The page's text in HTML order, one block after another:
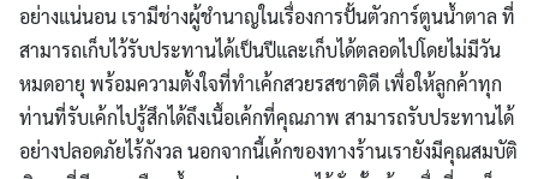
อย่างแน่นอน เรามีช่างผู้ชำนาญในเรื่องการปั้นตัวการ์ตูนน้ำตาล ที่
สามารถเก็บไว้รับประทานได้เป็นปีและเก็บได้ตลอดไปโดยไม่มีวัน
หมดอายุ พร้อมความตั้งใจที่ทำเค้กสวยรสชาติดี เพื่อให้ลูกค้าทุก
ท่านที่รับเค้กไปรู้สึกได้ถึงเนื้อเค้กที่คุณภาพ สามารถรับประทานได้
อย่างปลอดภัยไร้กังวล นอกจากนี้เค้กของทางร้านเรายังมีคุณสมบัติ